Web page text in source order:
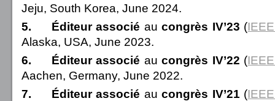
Jeju, South Korea, June 2024.
5.
Éditeurassocié au congrès IV’23 (
Alaska, USA, June 2023.
6.
Éditeurassocié au congrès IV’22 (
Aachen, Germany, June 2022.
7.
Éditeurassocié au congrès IV’21 (